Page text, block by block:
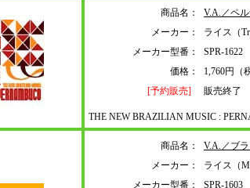
商品名：
V.A.／ペ
メーカー：
ライス（
メーカー型番：
SPR-1622
価格：
1,760円（
[予約販売]
販売終了
THE NEW BRAZILIAN MUSIC :
商品名：
V.A.／ブ
メーカー：
ライス（
メーカー型番：
SPR-1603